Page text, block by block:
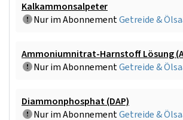
Kalkammonsalpeter
Nur im AbonnementGetreide &
Ammoniumnitrat-Harnstoff Lösung
Nur im AbonnementGetreide &
Diammonphosphat (DAP)
Nur im AbonnementGetreide &